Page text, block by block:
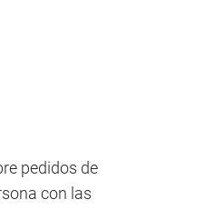
pedidos de
con las